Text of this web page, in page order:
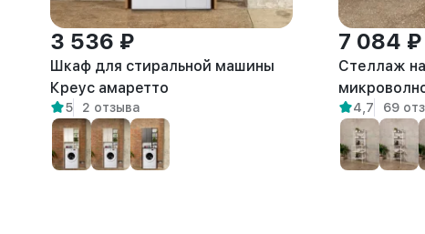
3 536 ₽
Шкаф для стиральной машины
Креус амаретто
5 2 отзыва
7 084 ₽
Стеллаж
лофт
4,7 69